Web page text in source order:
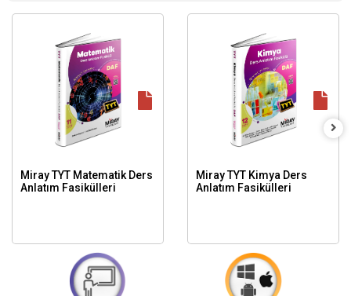
Miray TYT Matematik Ders
Anlatım Fasikülleri
Miray TYT Kimya Ders
Anlatım Fasikülleri